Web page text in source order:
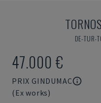
TORNOS
DE-
47.000 €
PRIX GINDUMAC
(Ex works)